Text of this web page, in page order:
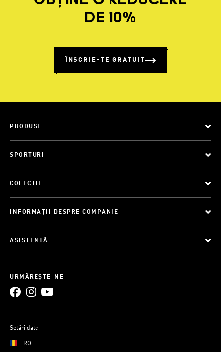
DE 10%
ÎNSCRIE-TE GRATUIT
PRODUSE
SPORTURI
COLECȚII
INFORMAȚII DESPRE COMPANIE
ASISTENȚĂ
URMĂREȘTE-NE
Setări date
RO